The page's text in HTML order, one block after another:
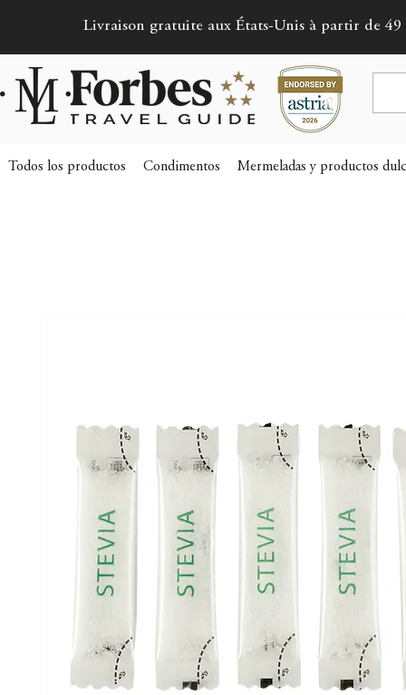
Livraison gratuite aux États-Unis à partir de 49
Todos los productos Condimentos Mermeladas y productos